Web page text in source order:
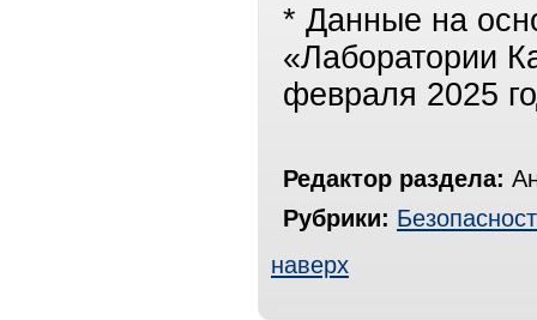
* Данные на
«Лаборатории
февраля 2025
Редактор раздела:
Рубрики:
наверх